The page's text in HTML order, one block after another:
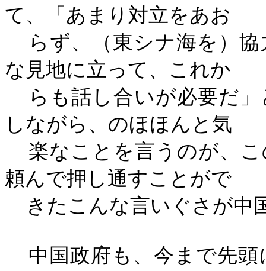
て、「あまり対立をあお
らず、（東シナ海を）
な見地に立って、これか
らも話し合いが必要だ
しながら、のほほんと気
楽なことを言うのが、
頼んで押し通すことがで
きたこんな言いぐさが中
中国政府も、今まで先